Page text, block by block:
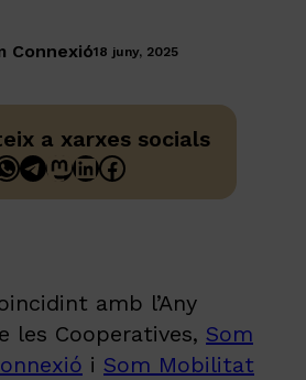
Connexió18 juny, 2025
a xarxes socials
Telegram
Mastodon
LinkedIn
Facebook
amb l’Any
les Cooperatives, Som
i Som Mobilitat